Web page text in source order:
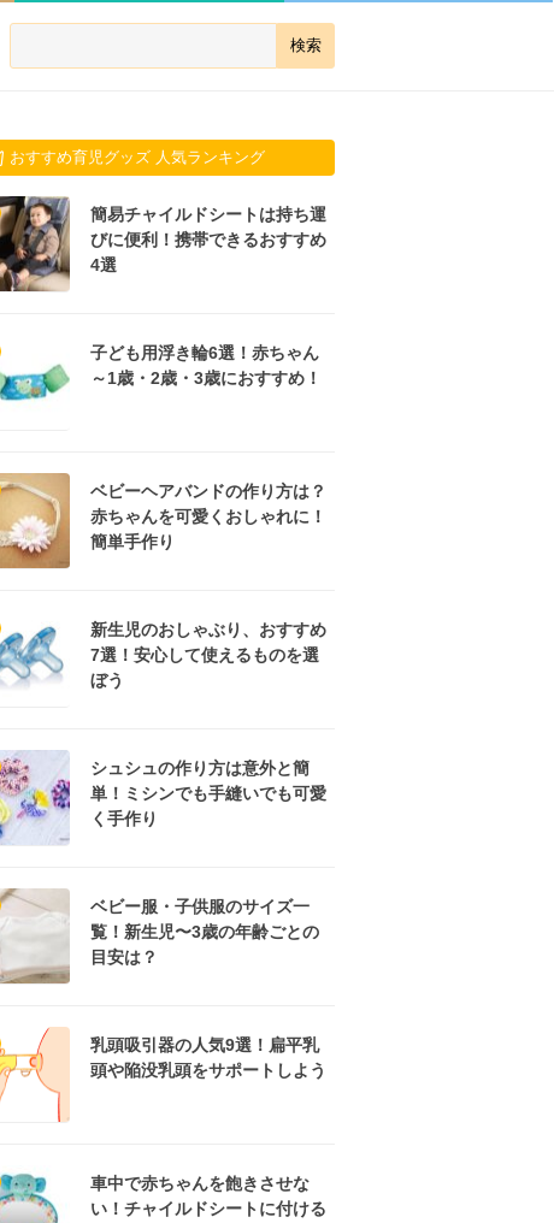
おすすめ育児グッズ 人気ランキング
簡易チャイルドシートは持ち運
びに便利！携帯できるおすすめ
4選
子ども用浮き輪6選！赤ちゃん
～1歳・2歳・3歳におすすめ！
ベビーヘアバンドの作り方は？
赤ちゃんを可愛くおしゃれに！
簡単手作り
新生児のおしゃぶり、おすすめ
7選！安心して使えるものを選
ぼう
シュシュの作り方は意外と簡
単！ミシンでも手縫いでも可愛
く手作り
ベビー服・子供服のサイズ一
覧！新生児〜3歳の年齢ごとの
目安は？
乳頭吸引器の人気9選！扁平乳
頭や陥没乳頭をサポートしよう
車中で赤ちゃんを飽きさせな
い！チャイルドシートに付ける